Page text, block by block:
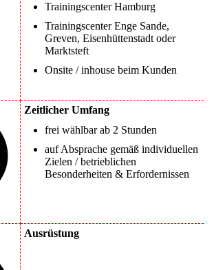
Trainingscenter Hamburg
Trainingscenter Enge Sande,
Greven, Eisenhüttenstadt oder
Marktsteft
Onsite / inhouse beim Kunden
Zeitlicher Umfang
frei wählbar ab 2 Stunden
auf Absprache gemäß individuellen
Zielen / betrieblichen
Besonderheiten & Erfordernissen
Ausrüstung